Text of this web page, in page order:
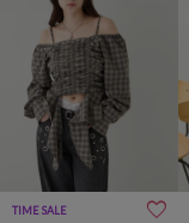
TIME SALE